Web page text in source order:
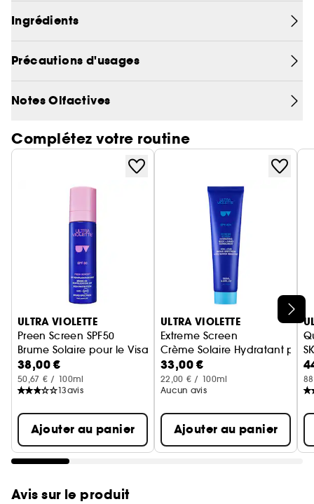
Ingrédients
Précautions d'usages
Notes Olfactives
Complétez votre routine
Ignorer le carrousel produits
ULTRA VIOLETTE
Preen Screen SPF50
Brume Solaire pour le Visage
38,00 €
50,67 € / 100ml
13avis
Ajouter au panier
ULTRA VIOLETTE
Extreme Screen
Crème Solaire Hydratant pour
33,00 €
22,00 € / 100ml
Aucun avis
Ajouter au panier
Avis sur le produit